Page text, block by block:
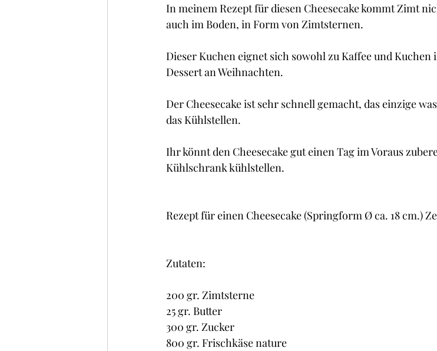
Kuchen , Torten und Cakes Cupcakes und Muffins
Frühstück Glacé/ Sorbet
In meinem Rezept für diesen Cheesecake kommt Zimt
auch im Boden, in Form von Zimtsternen.
Dieser Kuchen eignet sich sowohl zu Kaffee und Kuchen
Dessert an Weihnachten.
Der Cheesecake ist sehr schnell gemacht, das einzige
das Kühlstellen.
Ihr könnt den Cheesecake gut einen Tag im Voraus
Kühlschrank kühlstellen.
Rezept für einen Cheesecake (Springform Ø ca. 18 cm.)
Zutaten:
200 gr. Zimtsterne
25 gr. Butter
300 gr. Zucker
800 gr. Frischkäse nature